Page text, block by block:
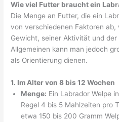
Wie viel Futter braucht ein
Die Menge an Futter, die ein
von verschiedenen Faktoren ab,
Gewicht, seiner Aktivität und
Allgemeinen kann man jedoch
als Orientierung dienen.
1. Im Alter von 8 bis 12 Wochen
Menge: Ein Labrador Welpe
Regel 4 bis 5 Mahlzeiten pro
etwa 150 bis 200 Gramm